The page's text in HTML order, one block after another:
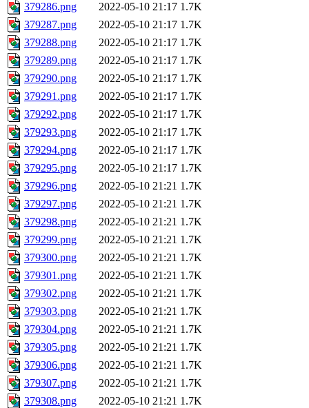
379286.png
2022-05-10 21:17 1.7K
379287.png
2022-05-10 21:17 1.7K
379288.png
2022-05-10 21:17 1.7K
379289.png
2022-05-10 21:17 1.7K
379290.png
2022-05-10 21:17 1.7K
379291.png
2022-05-10 21:17 1.7K
379292.png
2022-05-10 21:17 1.7K
379293.png
2022-05-10 21:17 1.7K
379294.png
2022-05-10 21:17 1.7K
379295.png
2022-05-10 21:17 1.7K
379296.png
2022-05-10 21:21 1.7K
379297.png
2022-05-10 21:21 1.7K
379298.png
2022-05-10 21:21 1.7K
379299.png
2022-05-10 21:21 1.7K
379300.png
2022-05-10 21:21 1.7K
379301.png
2022-05-10 21:21 1.7K
379302.png
2022-05-10 21:21 1.7K
379303.png
2022-05-10 21:21 1.7K
379304.png
2022-05-10 21:21 1.7K
379305.png
2022-05-10 21:21 1.7K
379306.png
2022-05-10 21:21 1.7K
379307.png
2022-05-10 21:21 1.7K
379308.png
2022-05-10 21:21 1.7K